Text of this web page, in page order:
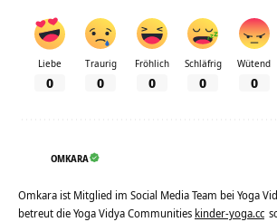
Liebe
0
Traurig
0
Fröhlich
0
Schläfrig
0
Wütend
0
OMKARA
Omkara ist Mitglied im Social Media Team bei Yoga
betreut die Yoga Vidya Communities kinder-yoga.cc